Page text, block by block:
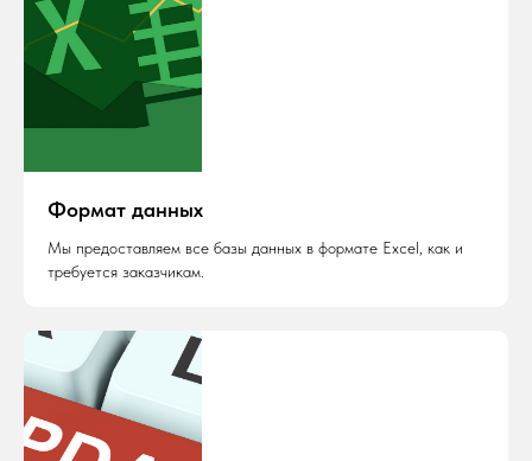
Формат данных
Мы предоставляем все базы данных в формате Excel, как и
требуется заказчикам.